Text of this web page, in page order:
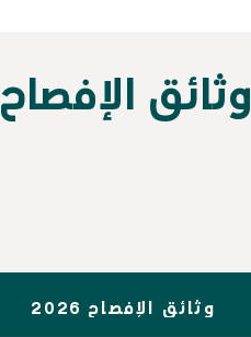
وثائق الإفصاح
وثائق الإفصاح 2026